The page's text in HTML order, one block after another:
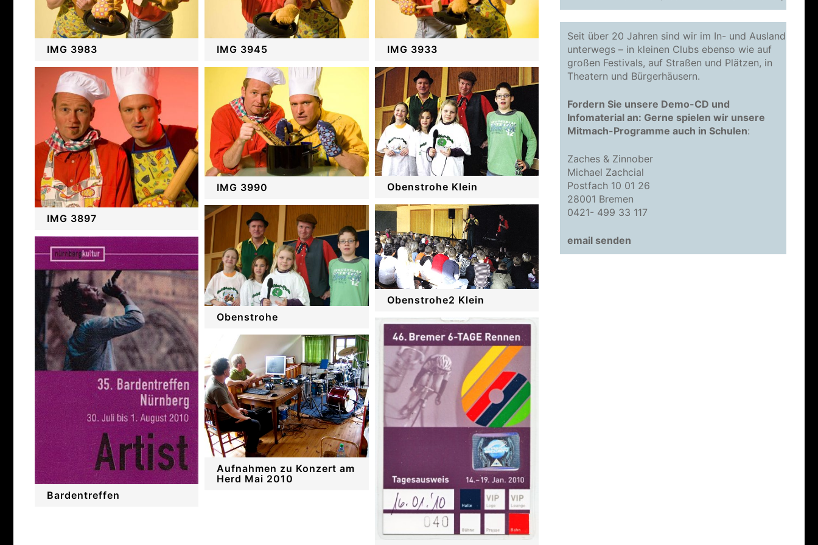
IMG 3983
IMG 3897
Bardentreffen
IMG 3945
IMG 3990
Obenstrohe
Aufnahmen zu Konzert am
Herd Mai 2010
IMG 3933
Obenstrohe Klein
Obenstrohe2 Klein
Seit über 20 Jahren sind wir im In- und Ausland
unterwegs – in kleinen Clubs ebenso wie auf
großen Festivals, auf Straßen und Plätzen, in
Theatern und Bürgerhäusern.
Fordern Sie unsere Demo-CD und
Infomaterial an: Gerne spielen wir unsere
Mitmach-Programme auch in Schulen:
Zaches & Zinnober
Michael Zachcial
Postfach 10 01 26
28001 Bremen
0421- 499 33 117
email senden